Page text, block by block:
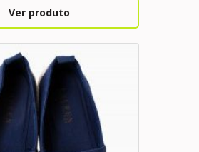
Ver produto